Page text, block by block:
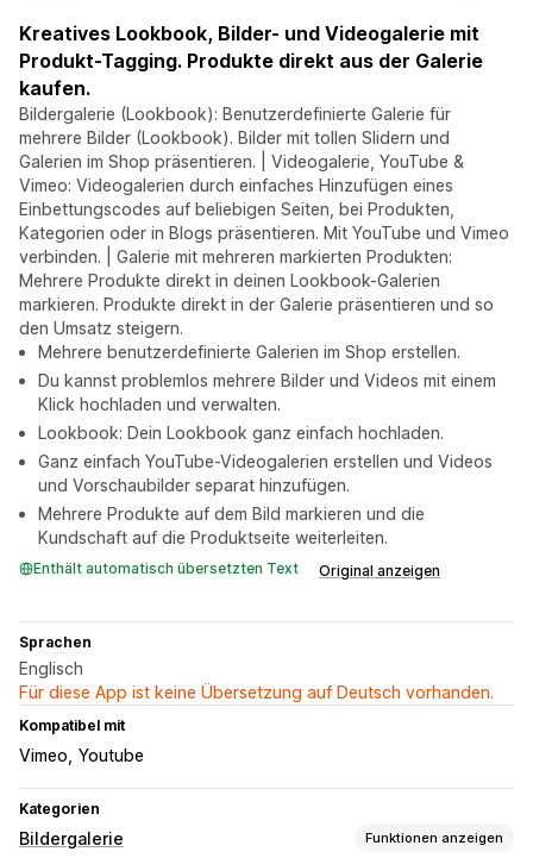
Kreatives Lookbook, Bilder- und Videogalerie mit
Produkt-Tagging. Produkte direkt aus der Galerie
kaufen.
Bildergalerie (Lookbook): Benutzerdefinierte Galerie für
mehrere Bilder (Lookbook). Bilder mit tollen Slidern und
Galerien im Shop präsentieren. | Videogalerie, YouTube &
Vimeo: Videogalerien durch einfaches Hinzufügen eines
Einbettungscodes auf beliebigen Seiten, bei Produkten,
Kategorien oder in Blogs präsentieren. Mit YouTube und Vimeo
verbinden. | Galerie mit mehreren markierten Produkten:
Mehrere Produkte direkt in deinen Lookbook-Galerien
markieren. Produkte direkt in der Galerie präsentieren und so
den Umsatz steigern.
Mehrere benutzerdefinierte Galerien im Shop erstellen.
Du kannst problemlos mehrere Bilder und Videos mit einem
Klick hochladen und verwalten.
Lookbook: Dein Lookbook ganz einfach hochladen.
Ganz einfach YouTube-Videogalerien erstellen und Videos
und Vorschaubilder separat hinzufügen.
Mehrere Produkte auf dem Bild markieren und die
Kundschaft auf die Produktseite weiterleiten.
Enthält automatisch übersetzten Text Original anzeigen
Sprachen
Englisch
Für diese App ist keine Übersetzung auf Deutsch vorhanden.
Kompatibel mit
Vimeo Youtube
Kategorien
Bildergalerie Funktionen anzeigen